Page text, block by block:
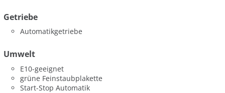
Getriebe
Automatikgetriebe
Umwelt
E10-geeignet
grüne Feinstaubplakette
Start-Stop Automatik